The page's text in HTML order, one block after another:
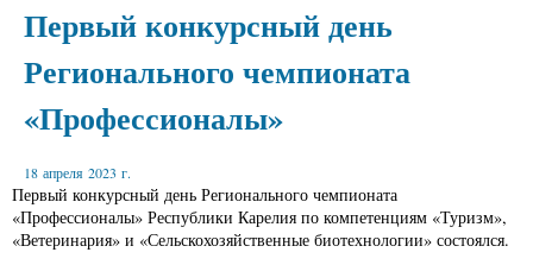
Первый конкурсный день
Регионального чемпионата
«Профессионалы»
18 апреля 2023 г.
Первый конкурсный день Регионального чемпионата
«Профессионалы» Республики Карелия по компетенциям «Туризм»,
«Ветеринария» и «Сельскохозяйственные биотехнологии» состоялся.